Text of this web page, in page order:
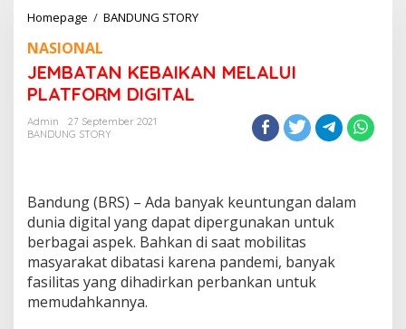
Homepage / BANDUNG STORYJEMBATAN
PLATFORM
DIGITAL
NASIONAL
JEMBATAN KEBAIKAN MELALUI
PLATFORM DIGITAL
Admin
27 September 2021
BANDUNG STORY
Bandung (BRS) – Ada banyak keuntungan dalam
dunia digital yang dapat dipergunakan untuk
berbagai aspek. Bahkan di saat mobilitas
masyarakat dibatasi karena pandemi, banyak
fasilitas yang dihadirkan perbankan untuk
memudahkannya.